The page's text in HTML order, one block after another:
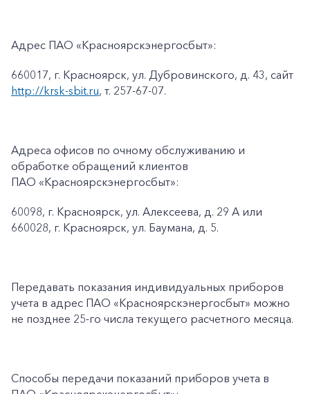
Адрес ПАО «Красноярскэнергосбыт»:
660017, г. Красноярск, ул. Дубровинского, д. 43, сайт
http://krsk-sbit.ru, т. 257-67-07.
Адреса офисов по очному обслуживанию и
обработке обращений клиентов
ПАО «Красноярскэнергосбыт»:
60098, г. Красноярск, ул. Алексеева, д. 29 А или
660028, г. Красноярск, ул. Баумана, д. 5.
Передавать показания индивидуальных приборов
учета в адрес ПАО «Красноярскэнергосбыт» можно
не позднее 25-го числа текущего расчетного месяца.
Способы передачи показаний приборов учета в